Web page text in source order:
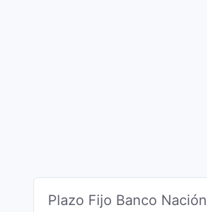
Plazo Fijo Banco Nación